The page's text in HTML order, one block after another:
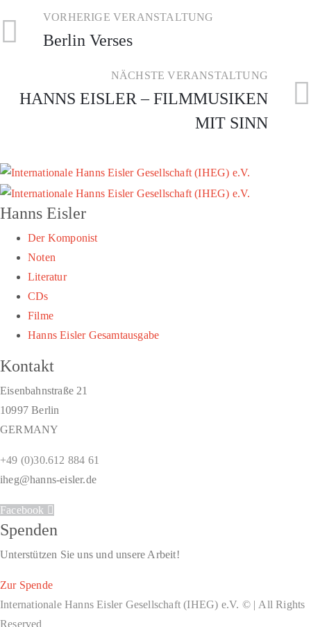
VORHERIGE VERANSTALTUNG
Berlin Verses
NÄCHSTE VERANSTALTUNG
HANNS EISLER – FILMMUSIKEN
MIT SINN
Hanns Eisler
Der Komponist
Noten
Literatur
CDs
Filme
Hanns Eisler Gesamtausgabe
Kontakt
Eisenbahnstraße 21
10997 Berlin
GERMANY
+49 (0)30.612 884 61
iheg@hanns-eisler.de
Facebook
Spenden
Unterstützen Sie uns und unsere Arbeit!
Zur Spende
Internationale Hanns Eisler Gesellschaft (IHEG) e.V. © | All Rights
Reserved